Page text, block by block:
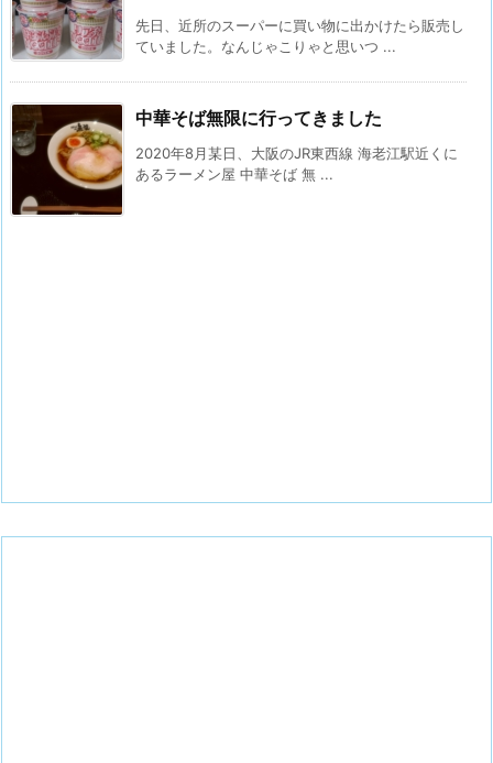
先日、近所のスーパーに買い物に出かけたら販売し
ていました。なんじゃこりゃと思いつ ...
中華そば無限に行ってきました
2020年8月某日、大阪のJR東西線 海老江駅近くに
あるラーメン屋 中華そば 無 ...